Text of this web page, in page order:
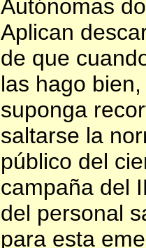
Autónomas
Aplican
de que
las hago
suponga
saltarse la
público del
campaña del
del personal
para esta